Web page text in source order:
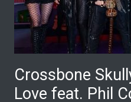
Crossbone
Love feat. Phil